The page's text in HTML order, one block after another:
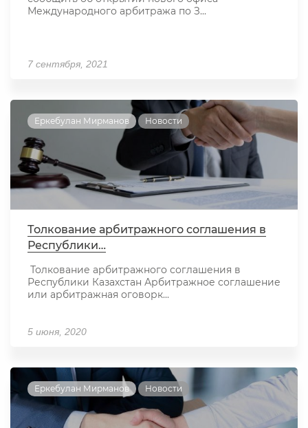
Международного арбитража по З...
7 сентября, 2021
Еркебулан Мирманов Новости
Толкование арбитражного соглашения в
Республики…
Толкование арбитражного соглашения в
Республики Казахстан Арбитражное соглашение
или арбитражная оговорк...
5 июня, 2020
Еркебулан Мирманов Новости